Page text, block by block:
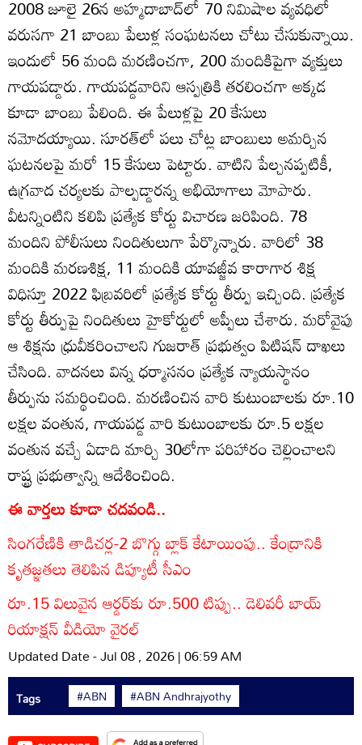
2008 జూలై 26న అహ్మదాబాద్‌లో 70 నిమిషాల వ్యవధిలో
వరుసగా 21 బాంబు పేలుళ్ల సంఘటనలు చోటు చేసుకున్నాయి.
ఇందులో 56 మంది మరణించగా, 200 మందికిపైగా వ్యక్తులు
గాయపడ్డారు. గాయపడ్డవారిని ఆస్పత్రికి తరలించగా అక్కడ
కూడా బాంబు పేలింది. ఈ పేలుళ్లపై 20 కేసులు
నమోదయ్యాయి. సూరత్‌లో పలు చోట్ల బాంబులు అమర్చిన
ఘటనలపై మరో 15 కేసులు పెట్టారు. వాటిని పేల్చనప్పటికీ,
ఉగ్రవాద చర్యలకు పాల్పడ్డారన్న అభియోగాలు మోపారు.
వీటన్నింటిని కలిపి ప్రత్యేక కోర్టు విచారణ జరిపింది. 78
మందిని పోలీసులు నిందితులుగా పేర్కొన్నారు. వారిలో 38
మందికి మరణశిక్ష, 11 మందికి యావజ్జీవ కారాగార శిక్ష
విధిస్తూ 2022 ఫిబ్రవరిలో ప్రత్యేక కోర్టు తీర్పు ఇచ్చింది. ప్రత్యేక
కోర్టు తీర్పుపై నిందితులు హైకోర్టులో అప్పీలు చేశారు. మరోవైపు
ఆ శిక్షను ధ్రువీకరించాలని గుజరాత్‌ ప్రభుత్వం పిటిషన్‌ దాఖలు
చేసింది. వాదనలు విన్న ధర్మాసనం ప్రత్యేక న్యాయస్థానం
తీర్పును సమర్థించింది. మరణించిన వారి కుటుంబాలకు రూ.10
లక్షల వంతున, గాయపడ్డ వారి కుటుంబాలకు రూ.5 లక్షల
వంతున వచ్చే ఏడాది మార్చి 30లోగా పరిహారం చెల్లించాలని
రాష్ట్ర ప్రభుత్వాన్ని ఆదేశించింది.
ఈ వార్తలు కూడా చదవండి..
సింగరేణికి తాడిచర్ల-2 బొగ్గు బ్లాక్‌ కేటాయింపు.. కేంద్రానికి
కృతజ్ఞతలు తెలిపిన డిప్యూటీ సీఎం
రూ.15 విలువైన ఆర్డర్‌కు రూ.500 టిప్పు.. డెలివరీ బాయ్
రియాక్షన్ వీడియో వైరల్
Updated Date - Jul 08 , 2026 | 06:59 AM
Tags #ABN #ABN Andhrajyothy